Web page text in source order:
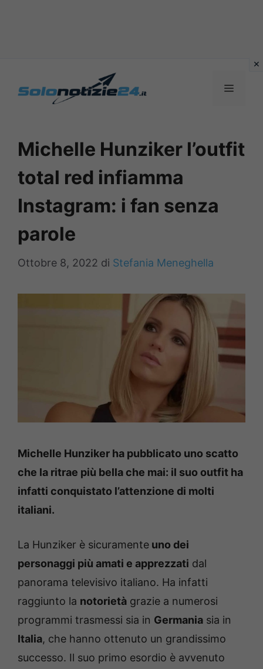
MENU
Michelle Hunziker l’outfit
total red infiamma
Instagram: i fan senza
parole
Ottobre 8, 2022 di Stefania Meneghella
Michelle Hunziker ha pubblicato uno scatto
che la ritrae più bella che mai: il suo outfit ha
infatti conquistato l’attenzione di molti
italiani.
La Hunziker è sicuramente uno dei
personaggi più amati e apprezzati dal
panorama televisivo italiano. Ha infatti
raggiunto la notorietà grazie a numerosi
programmi trasmessi sia in Germania sia in
Italia, che hanno ottenuto un grandissimo
successo. Il suo primo esordio è avvenuto